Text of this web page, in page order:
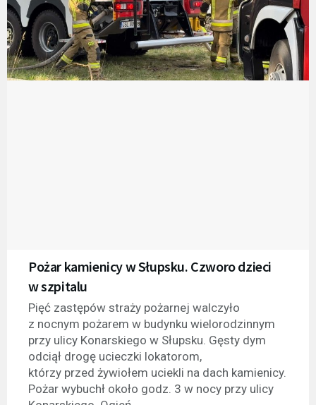
Pożar kamienicy w Słupsku. Czworo dzieci
w szpitalu
Pięć zastępów straży pożarnej walczyło
z nocnym pożarem w budynku wielorodzinnym
przy ulicy Konarskiego w Słupsku. Gęsty dym
odciął drogę ucieczki lokatorom,
którzy przed żywiołem uciekli na dach kamienicy.
Pożar wybuchł około godz. 3 w nocy przy ulicy